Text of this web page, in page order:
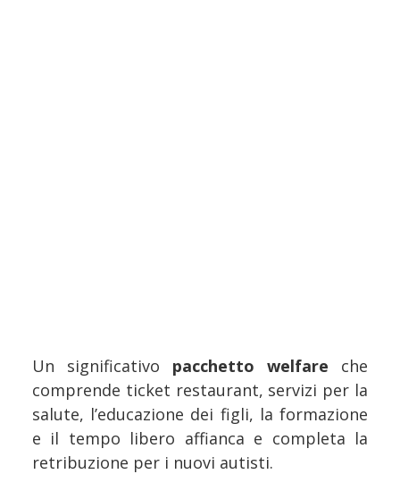
Un significativo pacchetto welfare che
comprende ticket restaurant, servizi per la
salute, l’educazione dei figli, la formazione
e il tempo libero affianca e completa la
retribuzione per i nuovi autisti.